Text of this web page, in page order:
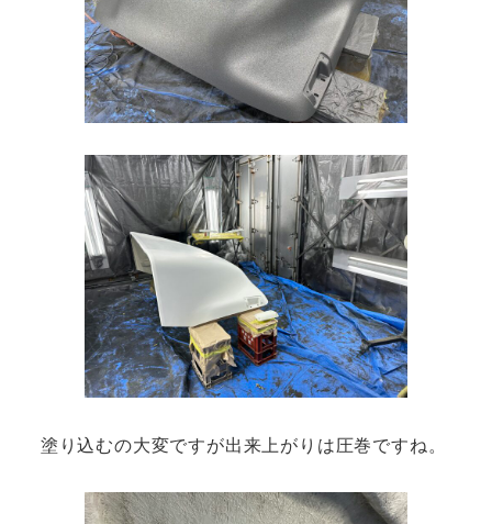
塗り込むの大変ですが出来上がりは圧巻ですね。